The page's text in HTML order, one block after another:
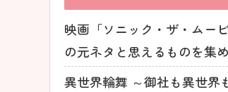
映画「ソニック・ザ・ムービ
の元ネタと思えるものを集
異世界輪舞 ～御社も異世界